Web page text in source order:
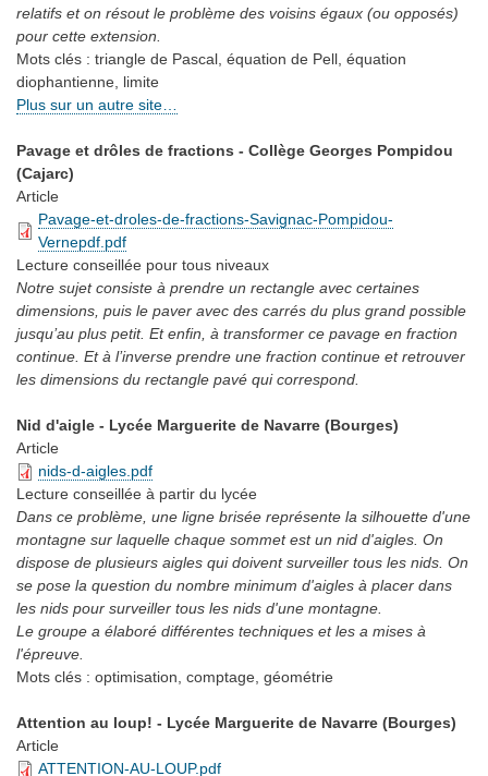
relatifs et on résout le problème des voisins égaux (ou opposés)
pour cette extension.
Mots clés : triangle de Pascal, équation de Pell, équation
diophantienne, limite
Plus sur un autre site…
Pavage et drôles de fractions - Collège Georges Pompidou
(Cajarc)
Article
Pavage-et-droles-de-fractions-Savignac-Pompidou-
Vernepdf.pdf
Lecture conseillée pour tous niveaux
Notre sujet consiste à prendre un rectangle avec certaines
dimensions, puis le paver avec des carrés du plus grand possible
jusqu’au plus petit. Et enfin, à transformer ce pavage en fraction
continue. Et à l’inverse prendre une fraction continue et retrouver
les dimensions du rectangle pavé qui correspond.
Nid d'aigle - Lycée Marguerite de Navarre (Bourges)
Article
nids-d-aigles.pdf
Lecture conseillée à partir du lycée
Dans ce problème, une ligne brisée représente la silhouette d'une
montagne sur laquelle chaque sommet est un nid d'aigles. On
dispose de plusieurs aigles qui doivent surveiller tous les nids. On
se pose la question du nombre minimum d'aigles à placer dans
les nids pour surveiller tous les nids d'une montagne.
Le groupe a élaboré différentes techniques et les a mises à
l'épreuve.
Mots clés : optimisation, comptage, géométrie
Attention au loup! - Lycée Marguerite de Navarre (Bourges)
Article
ATTENTION-AU-LOUP.pdf